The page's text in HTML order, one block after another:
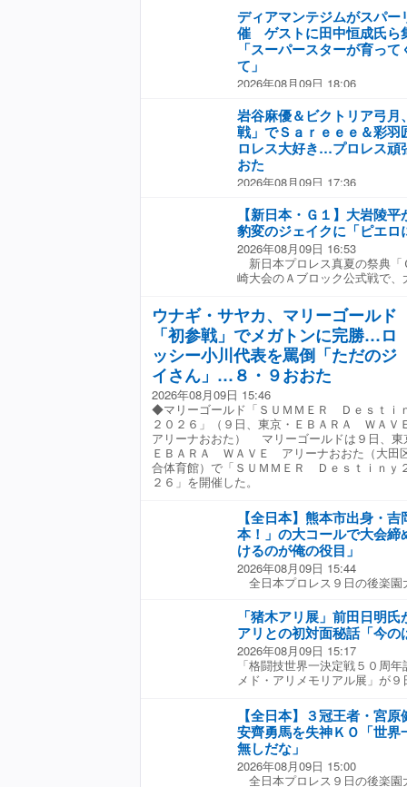
４両国国技館大会から復帰す
しいショーの始まりだと思い
団体なんで、マリーゴールド
ら始まると思っているんで、
っています」と総括した。 第
初参戦したが、今後について
があったんで。ある意味、劇
かなと思います。日常では
岩谷と弓月について「ブラン
きは意外とよかった」と評価
再戦を熱望したが一騎打ちは
か」と明かし「熟しているん
ないですか」とほほ笑ん
▼マリーゴールド・ワールド選
（１８分４１秒 ラリアット→
● ▼岩谷麻優＆ビクトリア弓
タッグマッチ ３０分１本勝負
（１９分１３秒 裏投げ→片エ
者チーム・天麗皇希、〇後藤
チーム・心希●、山粼裕花 ▼
０分１本勝負 挑戦者チーム・
瀬戸レア（１５分０５秒 リバ
王者チーム・桜井麻衣●、翔
トンの大冒険 １５分１本勝負
９秒 城門突破→エビ固め）
１５分１本勝負 〇越野ＳＹＯ
（１２分１７秒 ライナー・
奈青、ザ・レディＡＩ● ▼シ
負 〇南小桃（６分０７秒 ジ
ルド）ハミングバード●
ディアマンテジムがスパー
催 ゲストに田中恒成氏
「スーパースターが育っ
て」
2026年08月09日 18:06
ー・イベントホールでスパー
ズ・ジュニアボクシングフェ
ＢＯ（世界ボクシング機構）
ープログラムの一環として行
が集まり、全５８試合を行っ
真司オーナー、奈々会長夫妻
けたことをきっかけに始めた
や一般のボクシングファンが
たいとの思いで開催している
開催し、１１回目を迎えた。
者の田中恒成氏、元女子世界
子さん、元ＷＢＯ女子世界ミ
王者の冨田大樹氏が来場。大
にアドバイスを送った。 野上
せていただき、毎年参加いた
だけるイベントとなり、われ
た。ゲストチャンピオンの皆
て、選手の皆さんはもちろん
兄や観戦にお越しいただいた
催の疲れも吹き飛ぶぐらいの
った。 野上真司オーナーは「
め、ゲストチャンピオンの皆
すごい』と感心していました
ようなスーパースターがこの
て楽しみにしています」と期待
岩谷麻優＆ビクトリア弓月
戦」でＳａｒｅｅｅ＆彩羽
ロレス大好き…プロレス
おた
2026年08月09日 17:36
６」（９日、東京・ＥＢＡ
た） マリーゴールドは９日
Ｅ アリーナおおた（大田区総
Ｒ Ｄｅｓｔｉｎｙ２０２６
ナルのスペシャルタッグマッ
がＳａｒｅｅｅ、彩羽匠の「
骨折で４・１１大阪大会を最
ジン帯損傷で４・１９札幌大
７・３０後楽園ホール大会で
明。弓月と組んで「スパーク
た。 岩谷とＳａｒｅｅｅは、
４・２７横浜ＢＵＮＴＡＩ大
して以来、２年４か月ぶりの
岩谷がＳａｒｅｅｅに勝利。
移籍したが、団体が変わって
マッチを待望してきた。 注目
岩谷を先発に指名したが弓月
先制。Ｓａｒｅｅｅもエルボ
した。Ｓａｒｅｅｅが彩羽に
ップした。 Ｓａｒｅｅｅの
岩谷はダイビングボディープ
防を展開した。さらにＳａｒ
りをたたき込めば、弓月が彩
き刺すなど激闘に発展した。
ールキックからサソリ固めで
ップキックを突き刺し逆転。
ｅｅへトペを敢行した。弓月
で追撃した。 それでも「スパ
連係で逆襲すると、Ｓａｒｅ
プで弓月を追い込んだ。目ま
が裏投げで弓月を投げ捨てる
式パワーボムで彩羽にたたき
ー。今度は弓月が孤立し最後
を沈め、勝利を飾った。 マイ
弓月の髪の毛をつかんで「も
ってやるよ」とゲキを飛ばす
と岩谷麻優なんだよ、やっと
【新日本・Ｇ１】大岩陵
豹変のジェイクに「ピエロ
2026年08月09日 16:53
新日本プロレス真夏の祭典
崎大会のＡブロック公式戦で
年９月から２４年７月までノ
３年１０月まで同団体最高峰
いたジェイクは、ノア時代の
何やら両者の思惑が交錯する
足へ集中砲火を浴びせていっ
イクを鉄柱に激突させると、
出す。顔に簡易ペイントを施
大岩は強烈なキックを連発さ
勢の大岩は、ＦＢＳ（串刺し
イキックを浴びてしまう。そ
デスロール（変型ドラゴンス
は執ようなＴＭクラッチ（変
を奪ってみせた。 これで勝ち
たぞ。お前は途中まで俺の腕
ロになって逃げたな。怖かっ
最後まで俺と正々堂々戦おう
は今日、一点攻めやめてピエ
日のように俺はこれからも自
こだわりをのぞかせていた。
ウナギ・サヤカ、マリーゴールド
「初参戦」でメガトンに完勝…ロ
ッシー小川代表を罵倒「ただのジ
イさん」…８・９おおた
2026年08月09日 15:46
◆マリーゴールド「ＳＵＭＭＥＲ Ｄｅｓｔｉ
２０２６」（９日、東京・ＥＢＡＲＡ ＷＡ
アリーナおおた） マリーゴールドは９日、東
ＥＢＡＲＡ ＷＡＶＥ アリーナおおた（大田
合体育館）で「ＳＵＭＭＥＲ Ｄｅｓｔｉｎｙ
２６」を開催した。
【全日本】熊本市出身・
本！」の大コールで大会締
けるのが俺の役目」
2026年08月09日 15:44
全日本プロレス９日の後楽
世起（３８）がＭＵＳＡＳＨ
ーちゃん対決」を制し、勝ち
良しコンビで、アジアタッグ
年大みそかの代々木大会でベ
張大会のスペシャルシングル
勝利した。そして３月２０日
岡が場外のＭＵＳＡＳＨＩに
チトペコンヒーロで反撃され
が続く中、終盤に吉岡がラリ
ＡＤＥ ＩＮ ＪＡＰＡＮで畳
ラッシュドライバーでＭＵＳ
「猪木アリ展」前田日明
アリとの初対面秘話「今の
2026年08月09日 15:17
「格闘技世界一決定戦５０周
メド・アリメモリアル展」が
さんの弟子でレジェンドの藤
７）、初代タイガーマスク（
氏（６７）が集結し、伝説の
ロレスＮＷＦ世界王者の猪木
者のアリは１９７６年６月２
１５ラウンドを戦い引き分け
【全日本】３冠王者・宮
安齊勇馬を失神ＫＯ「世界
無しだな」
2026年08月09日 15:00
全日本プロレス９日の後楽